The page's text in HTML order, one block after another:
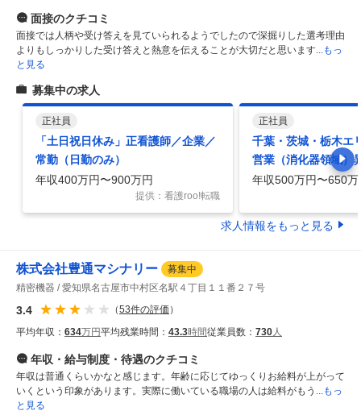
面接のクチコミ
面接では人柄や受け答えを見ていられるようでしたので深掘りした選考理由
よりもしっかりした受け答えと熱意を伝えることが大切だと思います...もっ
と見る
募集中の求人
正社員
「土日祝日休み」正看護師／企業／
常勤（日勤のみ）
年収400万円〜900万円
提供：看護roo!転職
正社員
千葉・茨城・栃木エ
営業（消化器領域）
か月間の研修あり／
年収500万円〜650万
求人情報をもっと見る
株式会社豊通マシナリー
募集中
精密機器
愛知県名古屋市中村区名駅４丁目１１番２７号
3.4 （53件の評価 ）
平均年収： 634万円平均残業時間： 43.3時間従業員数： 730人
年収・給与制度・待遇のクチコミ
年収は普通くらいかなと感じます。年齢に応じてゆっくりお給料が上がって
いくという印象があります。実際に働いている職場の人は給料がもう ...もっ
と見る